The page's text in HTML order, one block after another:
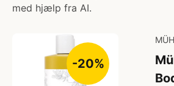
med hjælp fra AI.
-20%